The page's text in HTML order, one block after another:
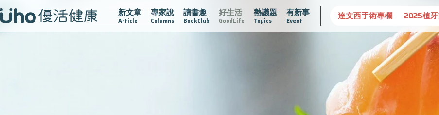
新文章
Article
專家說
Columns
讀書趣
BookClub
好生活
GoodLife
熱議題
Topics
有新事
Event
疫情保衛戰 再生醫學 愛的未來視 認識攝護腺肥大 守護骨骼健康 達文西手術專欄 2025植牙指南 漸凍不孤單